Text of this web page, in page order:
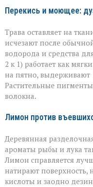
Перекись и моющее:
Трава оставляет на
исчезают после
водорода и средства
2 к 1) работает как
на пятно, выдерживают
Растительные
волокна.
Лимон против
Деревянная
ароматы рыбы и лука
Лимон справляется
натирают поверхность,
кислоты и заодно